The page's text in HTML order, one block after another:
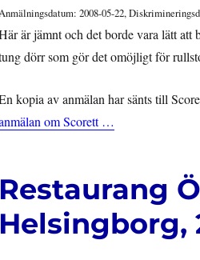
2008-05-22,
är jämnt och det borde vara lätt att
dörr som gör det omöjligt för
kopia av anmälan har sänts till
om Scorett …
Restaurang
Helsingborg,